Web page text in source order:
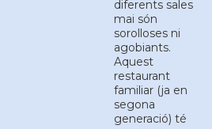
diferents sales
mai són
sorolloses ni
agobiants.
Aquest
restaurant
familiar (ja en
segona
generació) té